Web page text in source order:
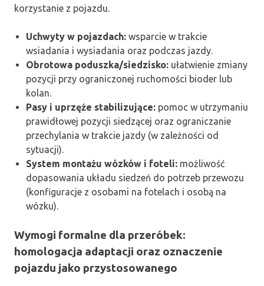
korzystanie z pojazdu.
Uchwyty w pojazdach: wsparcie w trakcie
wsiadania i wysiadania oraz podczas jazdy.
Obrotowa poduszka/siedzisko: ułatwienie zmiany
pozycji przy ograniczonej ruchomości bioder lub
kolan.
Pasy i uprzęże stabilizujące: pomoc w utrzymaniu
prawidłowej pozycji siedzącej oraz ograniczanie
przechylania w trakcie jazdy (w zależności od
sytuacji).
System montażu wózków i foteli: możliwość
dopasowania układu siedzeń do potrzeb przewozu
(konfiguracje z osobami na fotelach i osobą na
wózku).
Wymogi formalne dla przeróbek:
homologacja adaptacji oraz oznaczenie
pojazdu jako przystosowanego